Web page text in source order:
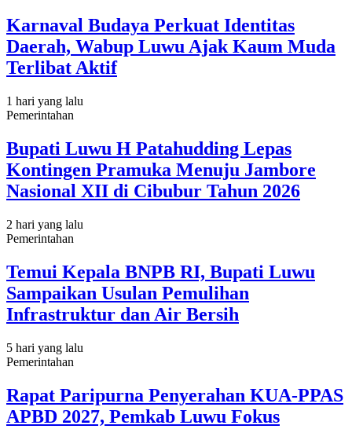
Karnaval Budaya Perkuat Identitas
Daerah, Wabup Luwu Ajak Kaum Muda
Terlibat Aktif
1 hari yang lalu
Pemerintahan
Bupati Luwu H Patahudding Lepas
Kontingen Pramuka Menuju Jambore
Nasional XII di Cibubur Tahun 2026
2 hari yang lalu
Pemerintahan
Temui Kepala BNPB RI, Bupati Luwu
Sampaikan Usulan Pemulihan
Infrastruktur dan Air Bersih
5 hari yang lalu
Pemerintahan
Rapat Paripurna Penyerahan KUA-PPAS
APBD 2027, Pemkab Luwu Fokus